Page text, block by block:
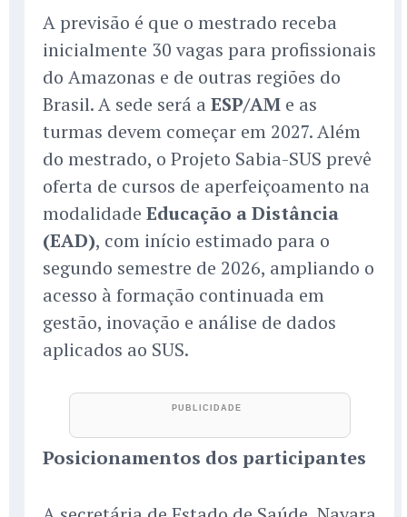
A previsão é que o mestrado receba
inicialmente 30 vagas para profissionais
do Amazonas e de outras regiões do
Brasil. A sede será a ESP/AM e as
turmas devem começar em 2027. Além
do mestrado, o Projeto Sabia-SUS prevê
oferta de cursos de aperfeiçoamento na
modalidade Educação a Distância
(EAD), com início estimado para o
segundo semestre de 2026, ampliando o
acesso à formação continuada em
gestão, inovação e análise de dados
aplicados ao SUS.
Posicionamentos dos participantes